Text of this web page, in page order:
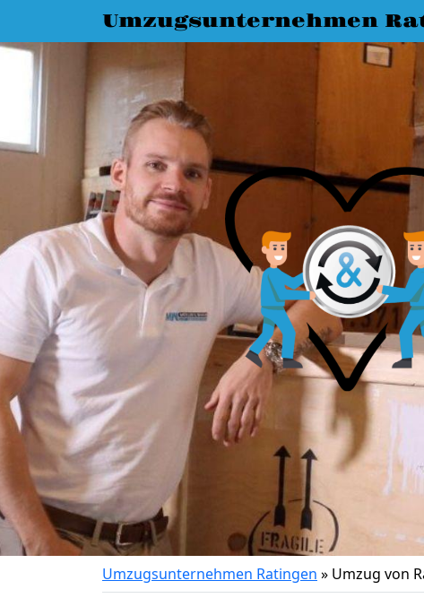
Umzugsunternehmen
Umzugsunternehmen Ratingen » Umzug von